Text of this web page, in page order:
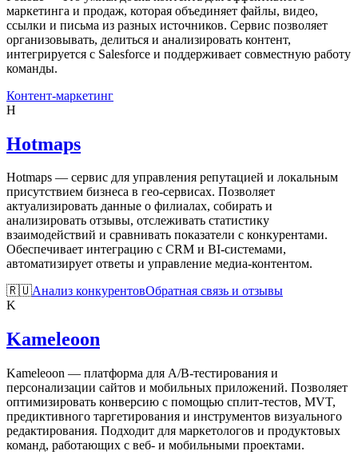
маркетинга и продаж, которая объединяет файлы, видео,
ссылки и письма из разных источников. Сервис позволяет
организовывать, делиться и анализировать контент,
интегрируется с Salesforce и поддерживает совместную работу
команды.
Контент-маркетинг
H
Hotmaps
Hotmaps — сервис для управления репутацией и локальным
присутствием бизнеса в гео-сервисах. Позволяет
актуализировать данные о филиалах, собирать и
анализировать отзывы, отслеживать статистику
взаимодействий и сравнивать показатели с конкурентами.
Обеспечивает интеграцию с CRM и BI-системами,
автоматизирует ответы и управление медиа-контентом.
🇷🇺Анализ конкурентовОбратная связь и отзывы
K
Kameleoon
Kameleoon — платформа для A/B-тестирования и
персонализации сайтов и мобильных приложений. Позволяет
оптимизировать конверсию с помощью сплит-тестов, MVT,
предиктивного таргетирования и инструментов визуального
редактирования. Подходит для маркетологов и продуктовых
команд, работающих с веб- и мобильными проектами.